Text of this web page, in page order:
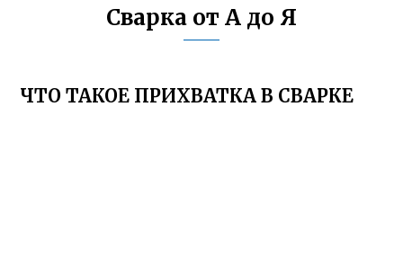
Сварка от А до Я
ЧТО ТАКОЕ ПРИХВАТКА В СВАРКЕ